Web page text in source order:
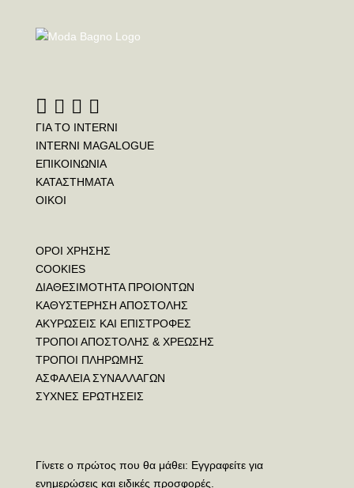
ΓΙΑ ΤΟ INTERNI
INTERNI MAGALOGUE
ΕΠΙΚΟΙΝΩΝΙΑ
ΚΑΤΑΣΤΗΜΑΤΑ
ΟΙΚΟΙ
ΟΡΟΙ ΧΡΗΣΗΣ
COOKIES
ΔΙΑΘΕΣΙΜΟΤΗΤΑ ΠΡΟΙΟΝΤΩΝ
ΚΑΘΥΣΤΕΡΗΣΗ ΑΠΟΣΤΟΛΗΣ
ΑΚΥΡΩΣΕΙΣ ΚΑΙ ΕΠΙΣΤΡΟΦΕΣ
ΤΡΟΠΟΙ ΑΠΟΣΤΟΛΗΣ & ΧΡΕΩΣΗΣ
ΤΡΟΠΟΙ ΠΛΗΡΩΜΗΣ
ΑΣΦΑΛΕΙΑ ΣΥΝΑΛΛΑΓΩΝ
ΣΥΧΝΕΣ ΕΡΩΤΗΣΕΙΣ
Γίνετε ο πρώτος που θα μάθει: Εγγραφείτε για
ενημερώσεις και ειδικές προσφορές.